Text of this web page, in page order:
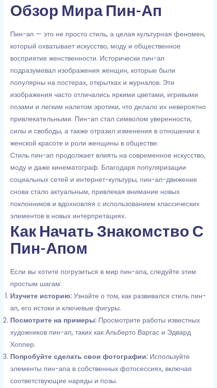
Обзор Мира Пин-Ап
Пин-ап — это не просто стиль, а целая культурная феномен,
который охватывает искусство, моду и общественное
восприятие женственности. Исторически пин-ап
подразумевал изображения женщин, которые были
популярны на постерах, открытках и журналов. Эти
изображения часто отличались яркими цветами, игривыми
позами и легким налетом эротики, что делало их невероятно
привлекательными. Пин-ап стал символом уверенности,
силы и свободы, а также отразил изменения в отношении к
женской красоте и роли женщины в обществе.
Стиль пин-ап продолжает влиять на современное искусство,
моду и даже кинематограф. Благодаря популяризации
социальных сетей и интернет-культуры, пин-ап-движение
снова стало актуальным, привлекая внимание новых
поклонников и вдохновляя с использованием классических
элементов в новых интерпретациях.
Как Начать Знакомство С
Пин-Апом
Если вы хотите погрузиться в мир пин-апа, следуйте этим
простым шагам:
Изучите историю: Узнайте о том, как развивался стиль пин-
ап, его истоки и ключевые фигуры.
Посмотрите на примеры: Просмотрите работы известных
художников пин-ап, таких как Альберто Варгас и Эдвард
Хоппер.
Попробуйте сделать свои фотографии: Используйте
элементы пин-апа в собственных фотосессиях, включая
соответствующие наряды и позы.